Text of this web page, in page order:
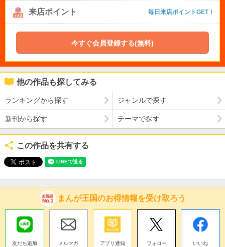
来店ポイント 毎日来店ポイントGET！
今すぐ会員登録する(無料)
他の作品も探してみる
ランキングから探す ジャンルで探す
新刊から探す テーマで探す
この作品を共有する
まんが王国のお得情報を受け取ろう
友だち追加
メルマガ アプリ通知 フォロー いいね